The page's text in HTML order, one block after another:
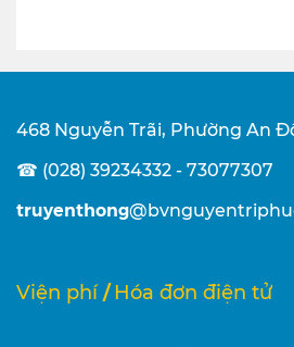
468 Nguyễn Trãi, Phường An
☎ (028) 39234332 - 73077307
truyenthong
Viện phí / Hóa đơn điện tử